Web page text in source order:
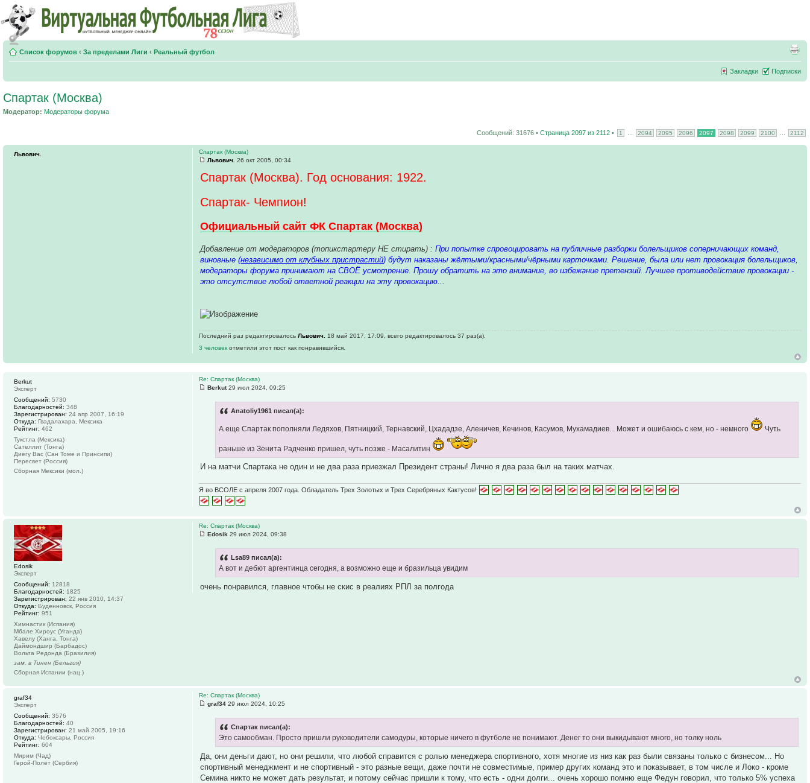
Список форумов ‹ За пределами Лиги ‹ Реальный футбол
Закладки Подписки
Спартак (Москва)
Модератор: Модераторы форума
Сообщений: 31676 • Страница 2097 из 2112 • 1 2094 2095 2096 2097 2098 2099 2100 2112
Спартак (Москва)
Львович. 26 окт 2005, 00:34
Спартак (Москва). Год основания: 1922.
Спартак- Чемпион!
Официальный сайт ФК Спартак (Москва)
Добавление от модераторов (топикстартеру НЕ стирать) :При попытке спровоцировать на публичные разборки болельщиков соперничающих команд,
виновные (независимо от клубных пристрастий) будут наказаны жёлтыми/красными/чёрными карточками. Решение, была или нет провокация болельщиков,
модераторы форума принимают на СВОЁ усмотрение. Прошу обратить на это внимание, во избежание претензий. Лучшее противодействие провокации -
это отсутствие любой ответной реакции на эту провокацию...
Последний раз редактировалосьЛьвович.
18 май 2017, 17:09, всего редактировалось 37 раз(а).
3 человекотметили этот пост как понравившийся.
Львович.
Re: Спартак (Москва)
Berkut29 июл 2024, 09:25
Anatoliy1961 писал(а):
А еще Спартак пополняли Ледяхов, Пятницкий, Тернавский, Цхададзе, Аленичев, Кечинов, Касумов, Мухамадиев... Может и ошибаюсь с кем, но - немного Чуть
раньше из Зенита Радченко пришел, чуть позже - Масалитин
И на матчи Спартака не один и не два раза приезжал Президент страны! Лично я два раза был на таких матчах.
Я во ВСОЛЕ с апреля 2007 года. Обладатель Трех Золотых и Трех Серебряных Кактусов!
Berkut
Эксперт
Сообщений: 5730
Благодарностей: 348
Зарегистрирован: 24 апр 2007, 16:19
Откуда: Гвадалахара, Мексика
Рейтинг: 462
Тукстла (Мексика)
Сателлит (Тонга)
Диегу Вас (Сан Томе и Принсипи)
Пересвет (Россия)
Сборная Мексики (мол.)
Re: Спартак (Москва)
Edosik 29 июл 2024, 09:38
Lsa89 писал(а):
А вот и дебют аргентинца сегодня, а возможно еще и бразильца увидим
очень понравился, главное чтобы не скис в реалиях РПЛ за полгода
Edosik
Эксперт
Сообщений: 12818
Благодарностей: 1825
Зарегистрирован: 22 янв 2010, 14:37
Откуда: Буденновск, Россия
Рейтинг: 951
Химнастик (Испания)
Мбале Хироус (Уганда)
Хавелу (Ханга, Тонга)
Даймондшир (Барбадос)
Вольта Редонда (Бразилия)
зам. в Тинен (Бельгия)
Сборная Испании (нац.)
Re: Спартак (Москва)
graf34 29 июл 2024, 10:25
Спартак писал(а):
Это самообман. Просто пришли руководители самодуры, которые ничего в футболе не понимают. Денег то они выкидывают много, но толку ноль
Да, они деньги дают, но они решили, что любой справится с ролью менеджера спортивного, хотя многие из низ как раз были связаны только с бизнесом... Но
спортивный менеджмент и не спортивный - это разные вещи, даже почти не совместимые, пример других команд это и показывает, в том числе и Локо - кроме
Семина никто не может дать результат, и потому сейчас пришли к тому, что есть - одни долги... очень хорошо помню еще Федун говорил, что только 5% успеха
graf34
Эксперт
Сообщений: 3576
Благодарностей: 40
Зарегистрирован: 21 май 2005, 19:16
Откуда: Чебоксары, Россия
Рейтинг: 604
Мирим (Чад)
Герой-Полёт (Сербия)